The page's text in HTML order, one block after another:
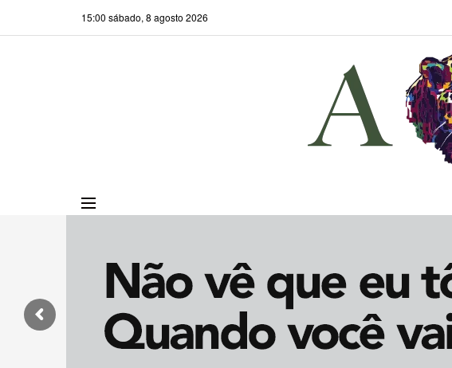
15:00 sábado, 8 agosto 2026